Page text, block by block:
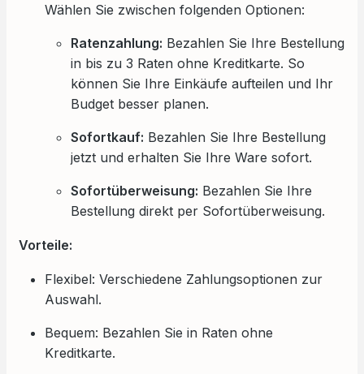
Wählen Sie zwischen folgenden Optionen:
Ratenzahlung: Bezahlen Sie Ihre Bestellung
in bis zu 3 Raten ohne Kreditkarte. So
können Sie Ihre Einkäufe aufteilen und Ihr
Budget besser planen.
Sofortkauf: Bezahlen Sie Ihre Bestellung
jetzt und erhalten Sie Ihre Ware sofort.
Sofortüberweisung: Bezahlen Sie Ihre
Bestellung direkt per Sofortüberweisung.
Vorteile:
Flexibel: Verschiedene Zahlungsoptionen zur
Auswahl.
Bequem: Bezahlen Sie in Raten ohne
Kreditkarte.